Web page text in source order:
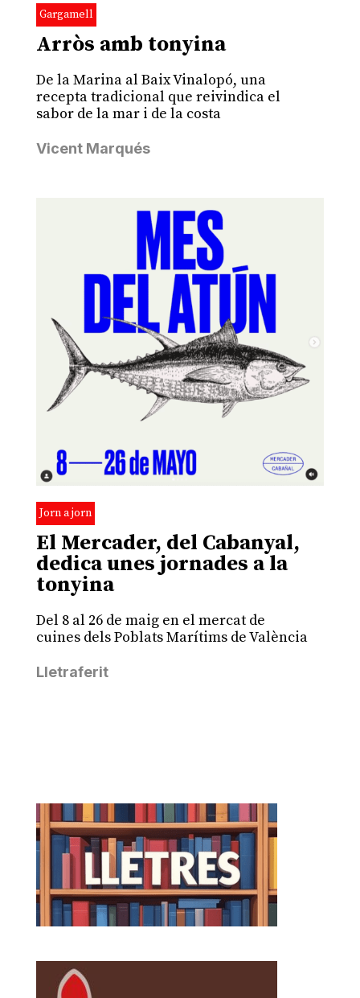
Gargamell
Arròs amb tonyina
De la Marina al Baix Vinalopó, una
recepta tradicional que reivindica el
sabor de la mar i de la costa
Vicent Marqués
Jorn a jorn
El Mercader, del Cabanyal,
dedica unes jornades a la
tonyina
Del 8 al 26 de maig en el mercat de
cuines dels Poblats Marítims de València
Lletraferit